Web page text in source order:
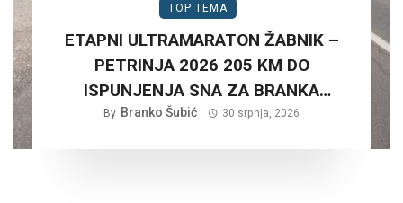
TOP TEMA
ETAPNI ULTRAMARATON ŽABNIK –
PETRINJA 2026 205 KM DO
ISPUNJENJA SNA ZA BRANKA
ŠUBIĆA…
By Branko Šubić 30 srpnja, 2026